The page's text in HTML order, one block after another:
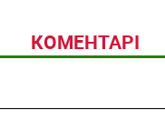
КОМЕНТАРІ